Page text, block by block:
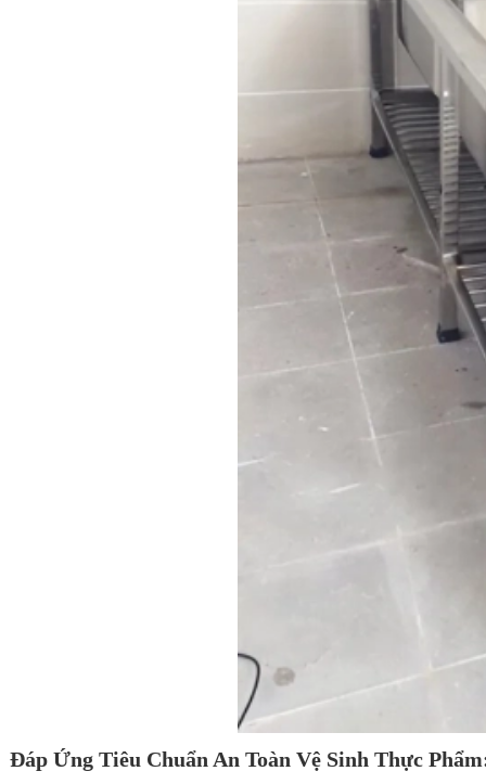
Đáp Ứng Tiêu Chuẩn An Toàn Vệ Sinh Thực